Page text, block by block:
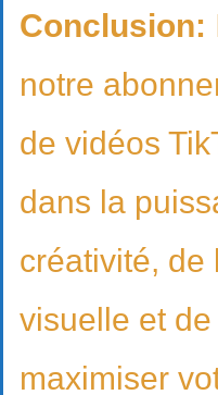
Conclusion:
notre
de vidéos
dans la
créativité, de
visuelle et de
maximiser